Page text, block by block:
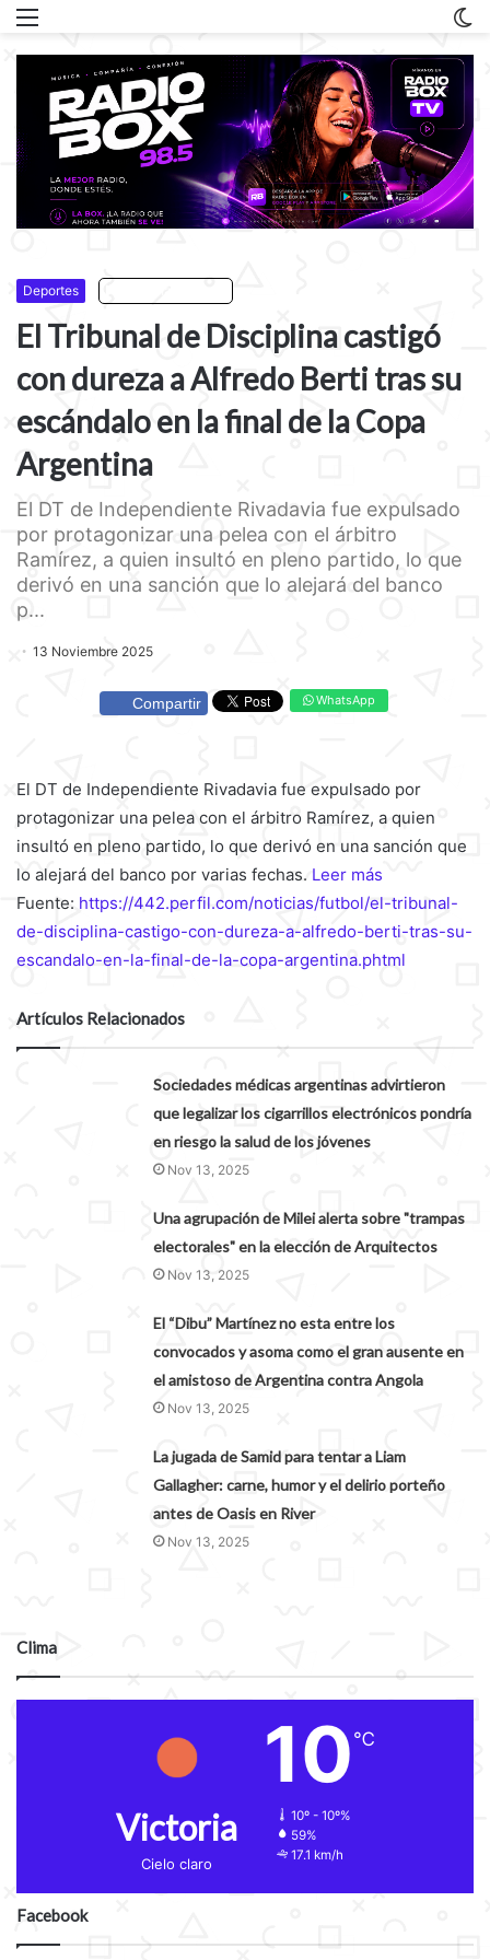
Deportes
El Tribunal de Disciplina castigó
con dureza a Alfredo Berti tras su
escándalo en la final de la Copa
Argentina
El DT de Independiente Rivadavia fue expulsado
por protagonizar una pelea con el árbitro
Ramírez, a quien insultó en pleno partido, lo que
derivó en una sanción que lo alejará del banco
p...
13 Noviembre 2025
Compartir WhatsApp
El DT de Independiente Rivadavia fue expulsado por
protagonizar una pelea con el árbitro Ramírez, a quien
insultó en pleno partido, lo que derivó en una sanción que
lo alejará del banco por varias fechas. Leer más
Fuente: https://442.perfil.com/noticias/futbol/el-tribunal-
de-disciplina-castigo-con-dureza-a-alfredo-berti-tras-su-
escandalo-en-la-final-de-la-copa-argentina.phtml
Artículos Relacionados
Sociedades médicas argentinas advirtieron
que legalizar los cigarrillos electrónicos pondría
en riesgo la salud de los jóvenes
Nov 13, 2025
Una agrupación de Milei alerta sobre "trampas
electorales" en la elección de Arquitectos
Nov 13, 2025
El “Dibu” Martínez no esta entre los
convocados y asoma como el gran ausente en
el amistoso de Argentina contra Angola
Nov 13, 2025
La jugada de Samid para tentar a Liam
Gallagher: carne, humor y el delirio porteño
antes de Oasis en River
Nov 13, 2025
Clima
Victoria
Cielo claro
10 ℃
10º - 10º%
59%
17.1 km/h
Facebook